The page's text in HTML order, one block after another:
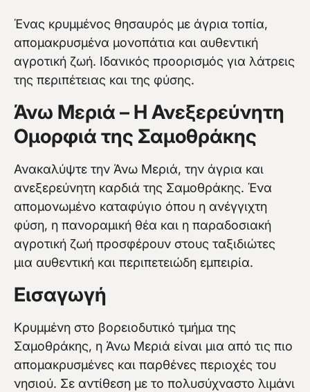
Ένας κρυμμένος θησαυρός με άγρια τοπία,
απομακρυσμένα μονοπάτια και αυθεντική
αγροτική ζωή. Ιδανικός προορισμός για λάτρεις
της περιπέτειας και της φύσης.
Άνω Μεριά – Η Ανεξερεύνητη
Ομορφιά της Σαμοθράκης
Ανακαλύψτε την Άνω Μεριά, την άγρια και
ανεξερεύνητη καρδιά της Σαμοθράκης. Ένα
απομονωμένο καταφύγιο όπου η ανέγγιχτη
φύση, η πανοραμική θέα και η παραδοσιακή
αγροτική ζωή προσφέρουν στους ταξιδιώτες
μια αυθεντική και περιπετειώδη εμπειρία.
Εισαγωγή
Κρυμμένη στο βορειοδυτικό τμήμα της
Σαμοθράκης, η Άνω Μεριά είναι μια από τις πιο
απομακρυσμένες και παρθένες περιοχές του
νησιού. Σε αντίθεση με το πολυσύχναστο λιμάνι